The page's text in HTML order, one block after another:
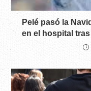
Pelé pasó la
en el hospital